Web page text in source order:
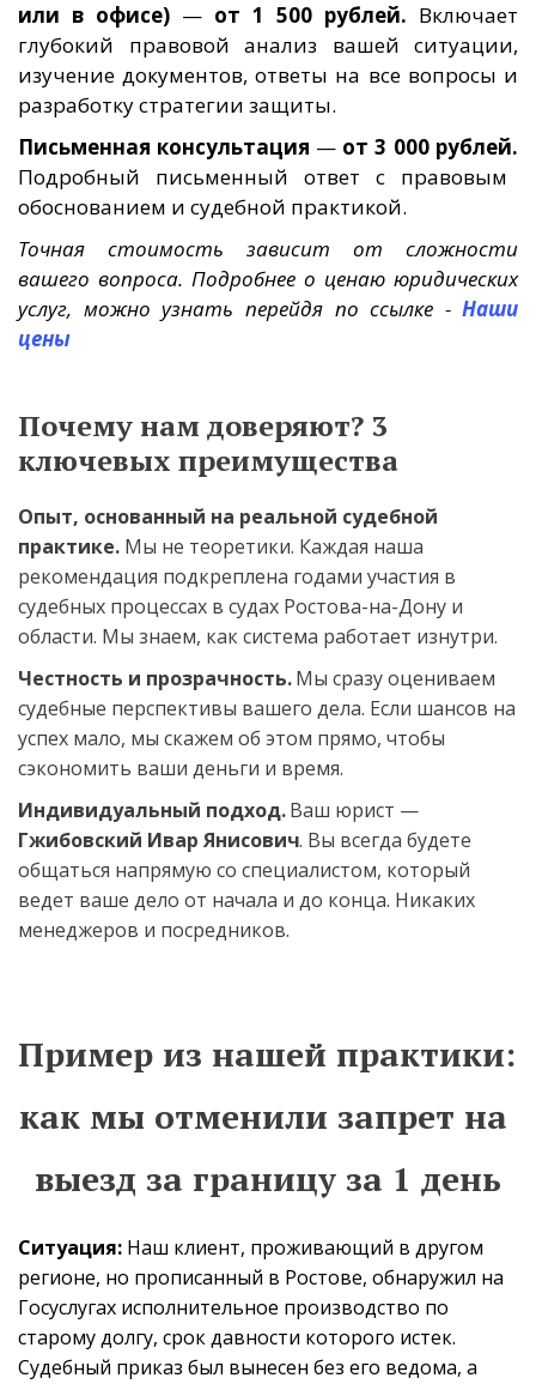
или в офисе)— от 1 500 рублей. Включает
глубокий правовой анализ вашей ситуации,
изучение документов, ответы на все вопросы и
разработку стратегии защиты.
Письменная консультация — от 3 000 рублей.
Подробный письменный ответ с правовым
обоснованием и судебной практикой.
Точная стоимость зависит от сложности
вашего вопроса. Подробнее о ценаю юридических
услуг, можно узнать перейдя по ссылке -Наши
цены
Почему нам доверяют? 3
ключевых преимущества
Опыт, основанный на реальной судебной
практике. Мы не теоретики. Каждая наша
рекомендация подкреплена годами участия в
судебных процессах в судах Ростова-на-Дону и
области. Мы знаем, как система работает изнутри.
Честность и прозрачность. Мы сразу оцениваем
судебные перспективы вашего дела. Если шансов на
успех мало, мы скажем об этом прямо, чтобы
сэкономить ваши деньги и время.
Индивидуальный подход.
Гжибовский Ивар Янисович. Вы всегда будете
общаться напрямую со специалистом, который
ведет ваше дело от начала и до конца. Никаких
менеджеров и посредников.
Пример из нашей практики:
как мы отменили запрет на
выезд за границу за 1 день
Ситуация: Наш клиент, проживающий в другом
регионе, но прописанный в Ростове, обнаружил на
Госуслугах исполнительное производство по
старому долгу, срок давности которого истек.
Судебный приказ был вынесен без его ведома, а